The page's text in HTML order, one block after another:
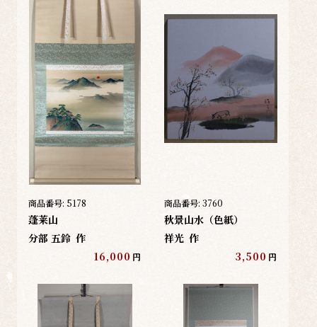
商品番号: 5178
蓬莱山
分部 五鈴 作
16,000 円
商品番号: 3760
秋景山水（色紙）
祥光 作
3,500 円